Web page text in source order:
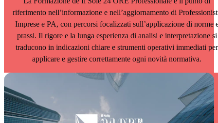
riferimento nell’informazione e nell’aggiornamento di
Imprese e PA, con percorsi focalizzati sull’applicazione di norme
prassi. Il rigore e la lunga esperienza di analisi e interpretazione si
traducono in indicazioni chiare e strumenti operativi immediati per
applicare e gestire correttamente ogni novità normativa.